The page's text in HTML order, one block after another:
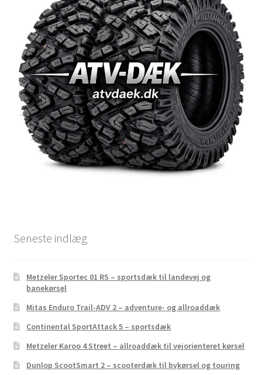
Seneste indlæg
Metzeler Sportec 01 RS – sportsdæk til landevej og
banekørsel
Mitas Enduro Trail-ADV 2 – adventure- og allroaddæk
Continental SportAttack 5 – sportsdæk
Metzeler Karoo 4 Street – allroaddæk til vejorienteret kørsel
Dunlop ScootSmart 2 – scooterdæk til bykørsel og touring